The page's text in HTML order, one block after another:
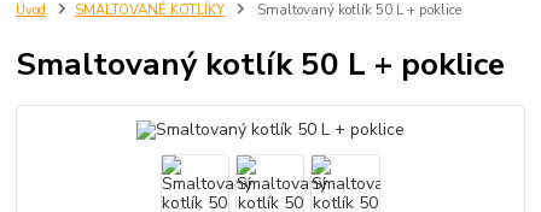
Úvod SMALTOVANÉ KOTLÍKY Smaltovaný kotlík 50 L + poklice
Smaltovaný kotlík 50 L + poklice